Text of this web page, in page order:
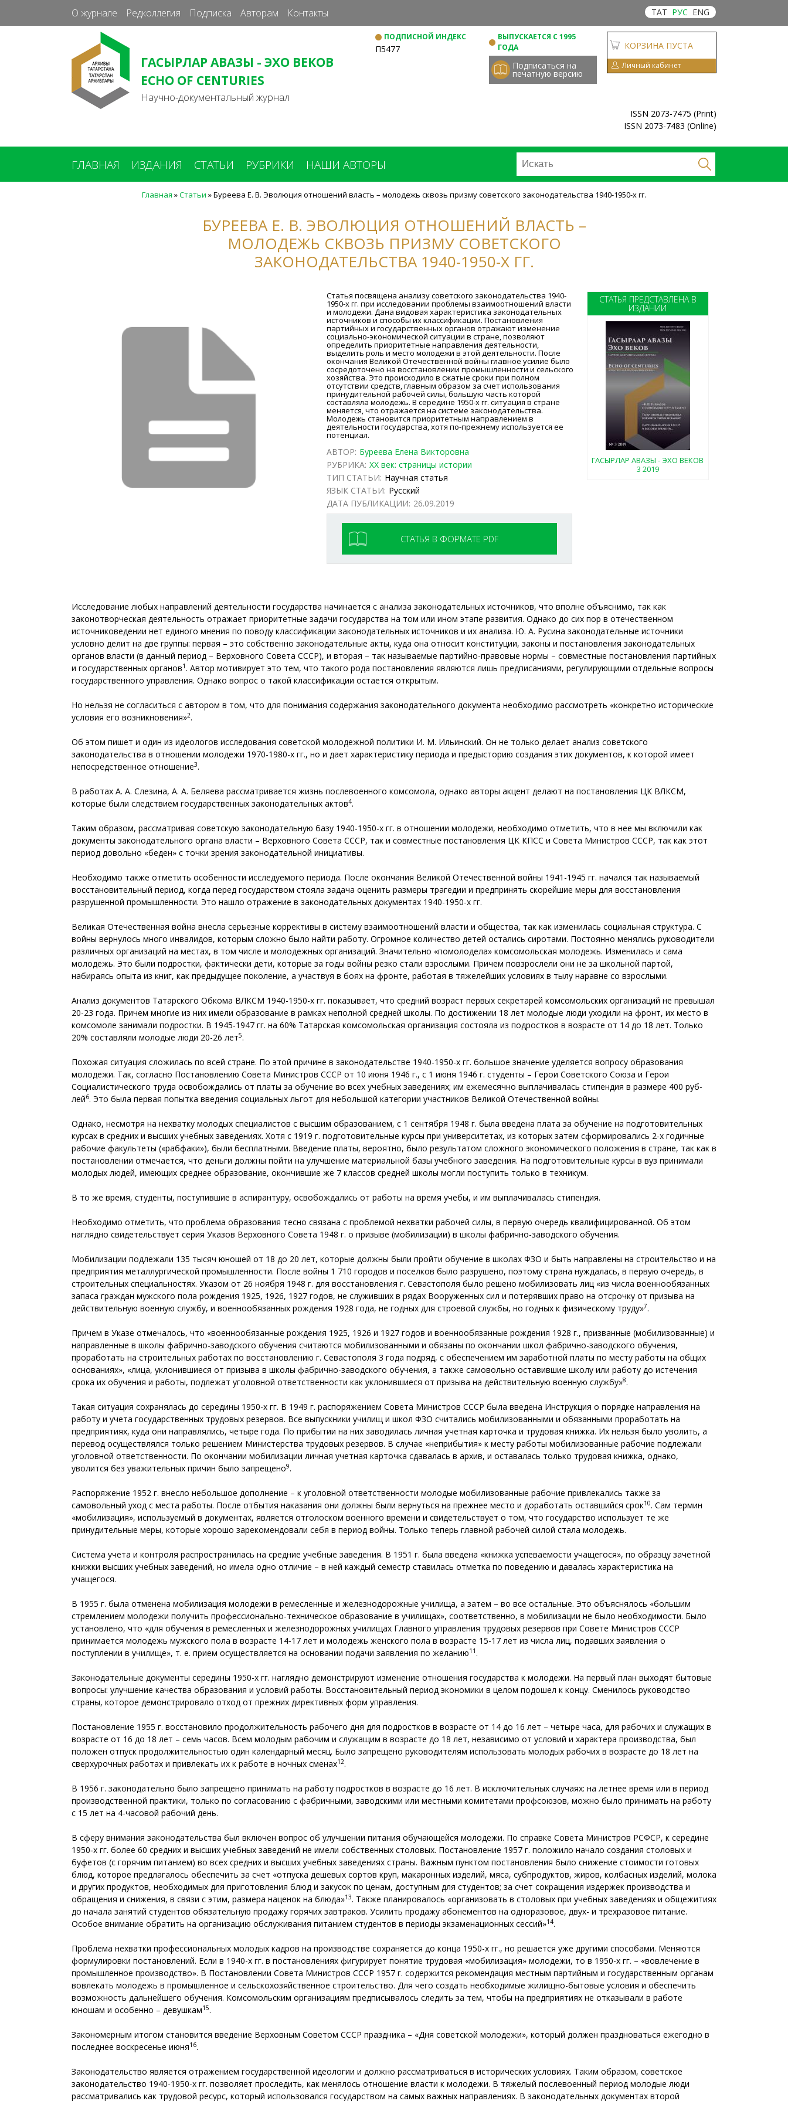
к
основному
О журнале Редколлегия Подписка Авторам Контакты ТАТ РУС ENG
ГАСЫРЛАР АВАЗЫ - ЭХО ВЕКОВ
ECHO OF CENTURIES
Научно-документальный журнал
ПОДПИСНОЙ ИНДЕКС
П5477
ВЫПУСКАЕТСЯ С 1995
ГОДА
Подписаться на
печатную версию
КОРЗИНА ПУСТА
Личный кабинет
ISSN 2073-7475 (Print)
ISSN 2073-7483 (Online)
ГЛАВНАЯ ИЗДАНИЯ СТАТЬИ РУБРИКИ НАШИ АВТОРЫ
Главная »Статьи »Буреева Е. В. Эволюция отношений власть – молодежь сквозь призму советского законодательства 1940-1950-х гг.
БУРЕЕВА Е. В. ЭВОЛЮЦИЯ ОТНОШЕНИЙ ВЛАСТЬ –
МОЛОДЕЖЬ СКВОЗЬ ПРИЗМУ СОВЕТСКОГО
ЗАКОНОДАТЕЛЬСТВА 1940-1950-Х ГГ.
Статья посвящена анализу советского законодательства 1940-
1950-х гг. при исследовании проблемы взаимоотношений власти
и молодежи. Дана видовая характеристика законодательных
источников и способы их классификации. Постановления
партийных и государственных органов отражают изменение
социально-­экономической ситуации в стране, позволяют
определить приоритетные направления деятельности,
выделить роль и место молодежи в этой деятельности. После
окончания Великой Отечественной вой­ны главное усилие было
сосредоточено на восстановлении промышленности и сельского
хозяйства. Это происходило в сжатые сроки при полном
отсутствии средств, главным образом за счет использования
принудительной рабочей силы, большую часть которой
составляла молодежь. В середине 1950-х гг. ситуация в стране
меняется, что отражается на системе законодательства.
Молодежь становится приоритетным направлением в
деятельности государства, хотя по-прежнему используется ее
потенциал.
АВТОР: Буреева Елена Викторовна
РУБРИКА: ХХ век: страницы истории
ТИП СТАТЬИ: Научная статья
ЯЗЫК СТАТЬИ: Русский
ДАТА ПУБЛИКАЦИИ: 26.09.2019
СТАТЬЯ В ФОРМАТЕ PDF
СТАТЬЯ ПРЕДСТАВЛЕНА В
ИЗДАНИИ
ГАСЫРЛАР АВАЗЫ - ЭХО ВЕКОВ
3 2019
Исследование любых направлений деятельности государства начинается с анализа законодательных источников, что вполне объяснимо, так как
законотворческая деятельность отражает приоритетные задачи государства на том или ином этапе развития. Однако до сих пор в отечественном
источниковедении нет единого мнения по поводу классификации законодательных источников и их анализа. Ю. А. Русина законодательные источники
условно делит на две группы: первая – это собственно законодательные акты, куда она относит конституции, законы и постановления законодательных
органов власти (в данный период – Верховного Совета СССР), и вторая – так называемые партийно-­правовые нормы – совместные постановления партийных
и государственных органов1. Автор мотивирует это тем, что такого рода постановления являются лишь предписаниями, регулирующими отдельные вопросы
государственного управления. Однако вопрос о такой классификации остается открытым.
Но нельзя не согласиться с автором в том, что для понимания содержания законодательного документа необходимо рассмотреть «конкретно исторические
условия его возникновения»2.
Об этом пишет и один из идеологов исследования советской молодежной политики И. М. Ильинский. Он не только делает анализ советского
законодательства в отношении молодежи 1970-1980-х гг., но и дает характеристику периода и предысторию создания этих документов, к которой имеет
непосредственное отношение3.
В работах А. А. Слезина, А. А. Беляева рассматривается жизнь послевоенного комсомола, однако авторы акцент делают на постановления ЦК ВЛКСМ,
которые были следствием государственных законодательных актов4.
Таким образом, рассматривая советскую законодательную базу 1940-1950-х гг. в отношении молодежи, необходимо отметить, что в нее мы включили как
документы законодательного органа власти – Верховного Совета СССР, так и совместные постановления ЦК КПСС и Совета Министров СССР, так как этот
период довольно «беден» с точки зрения законодательной инициативы.
Необходимо также отметить особенности исследуемого периода. После окончания Великой Отечественной вой­ны 1941-1945 гг. начался так называемый
восстановительный период, когда перед государством стояла задача оценить размеры трагедии и предпринять скорейшие меры для восстановления
разрушенной промышленности. Это нашло отражение в законодательных документах 1940-1950-х гг.
Великая Отечественная вой­на внесла серьезные коррективы в систему взаимоотношений власти и общества, так как изменилась социальная структура. С
вой­ны вернулось много инвалидов, которым сложно было найти работу. Огромное количество детей остались сиротами. Постоянно менялись руководители
различных организаций на местах, в том числе и молодежных организаций. Значительно «помолодела» комсомольская молодежь. Изменилась и сама
молодежь. Это были подростки, фактически дети, которые за годы вой­ны резко стали взрослыми. Причем повзрослели они не за школьной партой,
набираясь опыта из книг, как предыдущее поколение, а участвуя в боях на фронте, работая в тяжелейших условиях в тылу наравне со взрослыми.
Анализ документов Татарского Обкома ВЛКСМ 1940-1950-х гг. показывает, что средний возраст первых секретарей комсомольских организаций не превышал
20-23 года. Причем многие из них имели образование в рамках неполной средней школы. По достижении 18 лет молодые люди уходили на фронт, их место в
комсомоле занимали подростки. В 1945-1947 гг. на 60% Татарская комсомольская организация состояла из подростков в возрасте от 14 до 18 лет. Только
20% составляли молодые люди 20-26 лет5.
Похожая ситуация сложилась по всей стране. По этой причине в законодательстве 1940-1950-х гг. большое значение уделяется вопросу образования
молодежи. Так, согласно Постановлению Совета Министров СССР от 10 июня 1946 г., с 1 июня 1946 г. студенты – Герои Советского Союза и Герои
Социалистического труда освобождались от платы за обучение во всех учебных заведениях; им ежемесячно выплачивалась стипендия в размере 400 руб­
лей6. Это была первая попытка введения социальных льгот для небольшой категории участников Великой Отечественной вой­ны.
Однако, несмотря на нехватку молодых специалистов с высшим образованием, с 1 сентября 1948 г. была введена плата за обучение на подготовительных
курсах в средних и высших учебных заведениях. Хотя с 1919 г. подготовительные курсы при университетах, из которых затем сформировались 2-х годичные
рабочие факультеты («рабфаки»), были бесплатными. Введение платы, вероятно, было результатом сложного экономического положения в стране, так как в
постановлении отмечается, что деньги должны пойти на улучшение материальной базы учебного заведения. На подготовительные курсы в вуз принимали
молодых людей, имеющих среднее образование, окончившие же 7 классов средней школы могли поступить только в техникум.
В то же время, студенты, поступившие в аспирантуру, освобождались от работы на время учебы, и им выплачивалась стипендия.
Необходимо отметить, что проблема образования тесно связана с проблемой нехватки рабочей силы, в первую очередь квалифицированной. Об этом
наглядно свидетельствует серия Указов Верховного Совета 1948 г. о призыве (мобилизации) в школы фабрично-­заводского обучения.
Мобилизации подлежали 135 тысяч юношей от 18 до 20 лет, которые должны были пройти обучение в школах ФЗО и быть направлены на строительство и на
предприятия металлургической промышленности. После вой­ны 1 710 городов и поселков было разрушено, поэтому страна нуждалась, в первую очередь, в
строительных специальностях. Указом от 26 ноября 1948 г. для восстановления г. Севастополя было решено мобилизовать лиц «из числа военнообязанных
запаса граждан мужского пола рождения 1925, 1926, 1927 годов, не служивших в рядах Вооруженных сил и потерявших право на отсрочку от призыва на
действительную военную службу, и военнообязанных рождения 1928 года, не годных для строевой службы, но годных к физическому труду»7.
Причем в Указе отмечалось, что «военнообязанные рождения 1925, 1926 и 1927 годов и военнообязанные рождения 1928 г., призванные (мобилизованные) и
направленные в школы фабрично-­заводского обучения считаются мобилизованными и обязаны по окончании школ фабрично-­заводского обучения,
проработать на строительных работах по восстановлению г. Севастополя 3 года подряд, с обеспечением им заработной платы по месту работы на общих
основаниях», «лица, уклонившиеся от призыва в школы фабрично-­заводского обучения, а также самовольно оставившие школу или работу до истечения
срока их обучения и работы, подлежат уголовной ответственности как уклонившиеся от призыва на действительную военную службу»8.
Такая ситуация сохранялась до середины 1950-х гг. В 1949 г. распоряжением Совета Министров СССР была введена Инструкция о порядке направления на
работу и учета государственных трудовых резервов. Все выпускники училищ и школ ФЗО считались мобилизованными и обязанными проработать на
предприятиях, куда они направлялись, четыре года. По прибытии на них заводилась личная учетная карточка и трудовая книжка. Их нельзя было уволить, а
перевод осуществлялся только решением Министерства трудовых резервов. В случае «неприбытия» к месту работы мобилизованные рабочие подлежали
уголовной ответственности. По окончании мобилизации личная учетная карточка сдавалась в архив, и оставалась только трудовая книжка, однако,
уволится без уважительных причин было запрещено9.
Распоряжение 1952 г. внесло небольшое дополнение – к уголовной ответственности молодые мобилизованные рабочие привлекались также за
самовольный уход с места работы. После отбытия наказания они должны были вернуться на прежнее место и доработать оставшийся срок10. Сам термин
«мобилизация», используемый в документах, является отголоском военного времени и свидетельствует о том, что государство использует те же
принудительные меры, которые хорошо зарекомендовали себя в период вой­ны. Только теперь главной рабочей силой стала молодежь.
Система учета и контроля распространилась на средние учебные заведения. В 1951 г. была введена «книжка успеваемости учащегося», по образцу зачетной
книжки высших учебных заведений, но имела одно отличие – в ней каждый семестр ставилась отметка по поведению и давалась характеристика на
учащегося.
В 1955 г. была отменена мобилизация молодежи в ремесленные и железнодорожные училища, а затем – во все остальные. Это объяснялось «большим
стремлением молодежи получить профессионально-­техническое образование в училищах», соответственно, в мобилизации не было необходимости. Было
установлено, что «для обучения в ремесленных и железнодорожных училищах Главного управления трудовых резервов при Совете Министров СССР
принимается молодежь мужского пола в возрасте 14-17 лет и молодежь женского пола в возрасте 15-17 лет из числа лиц, подавших заявления о
поступлении в училище», т. е. прием осуществляется на основании подачи заявления по желанию11.
Законодательные документы середины 1950-х гг. наглядно демонстрируют изменение отношения государства к молодежи. На первый план выходят бытовые
вопросы: улучшение качества образования и условий работы. Восстановительный период экономики в целом подошел к концу. Сменилось руководство
страны, которое демонстрировало отход от прежних директивных форм управления.
Постановление 1955 г. восстановило продолжительность рабочего дня для подростков в возрасте от 14 до 16 лет – четыре часа, для рабочих и служащих в
возрасте от 16 до 18 лет – семь часов. Всем молодым рабочим и служащим в возрасте до 18 лет, независимо от условий и характера производства, был
положен отпуск продолжительностью один календарный месяц. Было запрещено руководителям использовать молодых рабочих в возрасте до 18 лет на
сверхурочных работах и привлекать их к работе в ночных сменах12.
В 1956 г. законодательно было запрещено принимать на работу подростков в возрасте до 16 лет. В исключительных случаях: на летнее время или в период
производственной практики, только по согласованию с фабричными, заводскими или местными комитетами профсоюзов, можно было принимать на работу
с 15 лет на 4-часовой рабочий день.
В сферу внимания законодательства был включен вопрос об улучшении питания обучающейся молодежи. По справке Совета Министров РСФСР, к середине
1950‑х гг. более 60 средних и высших учебных заведений не имели собственных столовых. Постановление 1957 г. положило начало создания столовых и
буфетов (с горячим питанием) во всех средних и высших учебных заведениях страны. Важным пунктом постановления было снижение стоимости готовых
блюд, которое предлагалось обеспечить за счет «отпуска дешевых сортов круп, макаронных изделий, мяса, субпродуктов, жиров, колбасных изделий, молока
и других продуктов, необходимых для приготовления блюд и закусок по ценам, доступным для студентов; за счет сокращения издержек производства и
обращения и снижения, в связи с этим, размера наценок на блюда»13. Также планировалось «организовать в столовых при учебных заведениях и общежитиях
до начала занятий студентов обязательную продажу горячих завтраков. Усилить продажу абонементов на одноразовое, двух- и трехразовое питание.
Особое внимание обратить на организацию обслуживания питанием студентов в периоды экзаменационных сессий»14.
Проблема нехватки профессиональных молодых кадров на производстве сохраняется до конца 1950-х гг., но решается уже другими способами. Меняются
формулировки постановлений. Если в 1940-х гг. в постановлениях фигурирует понятие трудовая «мобилизация» молодежи, то в 1950-х гг. – «вовлечение в
промышленное производство». В Постановлении Совета Министров СССР 1957 г. содержится рекомендация местным партийным и государственным органам
вовлекать молодежь в промышленное и сельскохозяйственное строительство. Для чего создать необходимые жилищно-­бытовые условия и обеспечить
возможность дальнейшего обучения. Комсомольским организациям предписывалось следить за тем, чтобы на предприятиях не отказывали в работе
юношам и особенно – девушкам15.
Закономерным итогом становится введение Верховным Советом СССР праздника – «Дня советской молодежи», который должен праздноваться ежегодно в
последнее воскресенье июня16.
Законодательство является отражением государственной идеологии и должно рассматриваться в исторических условиях. Таким образом, советское
законодательство 1940-1950-х гг. позволяет проследить, как менялось отношение власти к молодежи. В тяжелый послевоенный период молодые люди
рассматривались как трудовой ресурс, который использовался государством на самых важных направлениях. В законодательных документах второй